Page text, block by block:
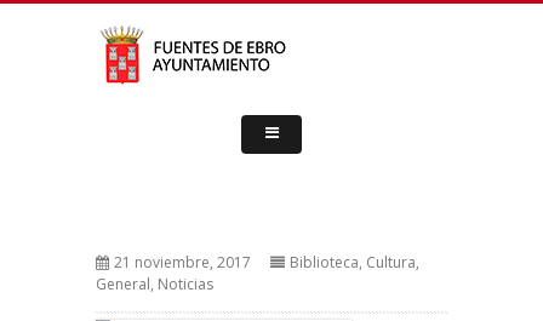
21 noviembre, 2017 Biblioteca, Cultura,
General, Noticias